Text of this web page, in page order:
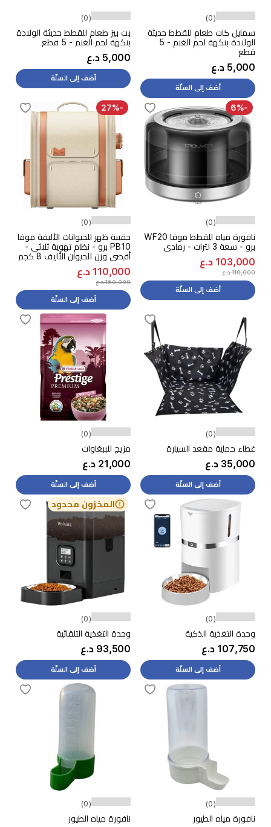
(0)
سمايل كات طعام للقطط حديثة
الولادة بنكهة لحم الغنم - 5
قطع
5,000 د.ع
أضف إلى السلّة
(0)
بت بيز طعام للقطط حديثة الولادة
بنكهة لحم الغنم - 5 قطع
5,000 د.ع
أضف إلى السلّة
-6%
(0)
نافورة مياه للقطط موفا WF20
برو - سعة 3 لترات - رمادي
103,000 د.ع
110,000 د.ع
أضف إلى السلّة
-27%
(0)
حقيبة ظهر للحيوانات الأليفة موفا
PB10 برو - نظام تهوية ثلاثي -
أقصى وزن للحيوان الأليف 8 كجم
- أبيض
110,000 د.ع
150,000 د.ع
أضف إلى السلّة
(0)
غطاء حماية مقعد السيارة
35,000 د.ع
أضف إلى السلّة
(0)
مزيج للببغاوات
21,000 د.ع
أضف إلى السلّة
(0)
وحدة التغذية الذكية
107,750 د.ع
أضف إلى السلّة
المخزون محدود
(0)
وحدة التغذية التلقائية
93,500 د.ع
أضف إلى السلّة
(0)
نافورة مياه الطيور
(0)
نافورة مياه الطيور